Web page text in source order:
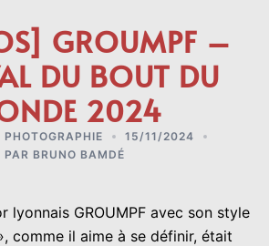
GROUMPF –
DU BOUT DU
2024
PHOTOGRAPHIE
15/11/2024
PAR BRUNO BAMDÉ
lyonnais GROUMPF avec son style
comme il aime à se définir, était